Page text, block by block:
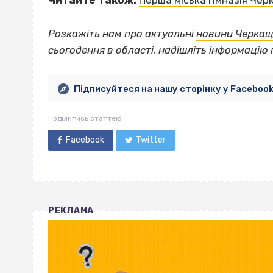
Розкажіть нам про актуальні новини
сьогодення в області, надішліть інформацію
Підписуйтеся на нашу сторінку у Facebook
Поділитись статтею
Facebook Twitter
РЕКЛАМА